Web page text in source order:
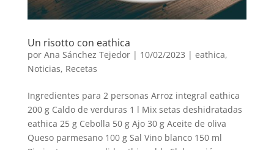
Un risotto con eathica
por Ana Sánchez Tejedor| 10/02/2023 | eathica,
Noticias, Recetas
Ingredientes para 2 personas Arroz integral eathica
200 g Caldo de verduras 1 l Mix setas deshidratadas
eathica 25 g Cebolla 50 g Ajo 30 g Aceite de oliva
Queso parmesano 100 g Sal Vino blanco 150 ml